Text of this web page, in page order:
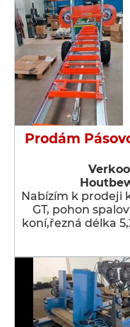
Prodám
Nabízím k prodeji
GT, pohon
koní,řezná délka